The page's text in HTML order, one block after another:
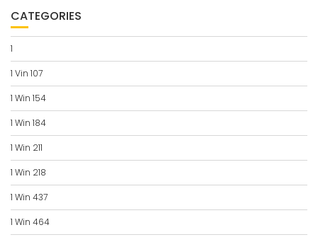
CATEGORIES
1
1 Vin 107
1 Win 154
1 Win 184
1 Win 211
1 Win 218
1 Win 437
1 Win 464